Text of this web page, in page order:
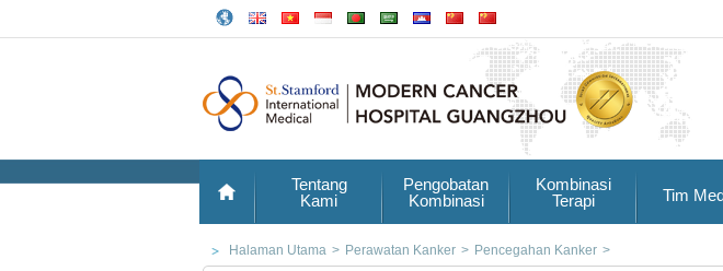
Tentang
Kami
Pengobatan
Kombinasi
Kombinasi
Terapi
Tim
Halaman Utama > Perawatan Kanker > Pencegahan Kanker >